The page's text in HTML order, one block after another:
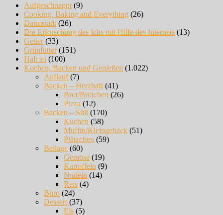
Aufgeschnappt (9)
Cooking, Baking and Everything (26)
Darmstadt (26)
Die Erforschung des Ichs mit Hilfe des Internets (13)
Getier(33)
Grünfutter(151)
Halt so (100)
Kochen, Backen und Genießen (1.022)
Auflauf(7)
Backen – Herzhaft (41)
Brot/Brötchen (26)
Pizza (12)
Backen – Süß (170)
Kuchen (58)
Muffin/Kleingebäck (51)
Plätzchen (59)
Beilage (60)
Gemüse (19)
Kartoffeln (9)
Nudeln (14)
Reis (4)
Büro (24)
Dessert (37)
Eis (5)